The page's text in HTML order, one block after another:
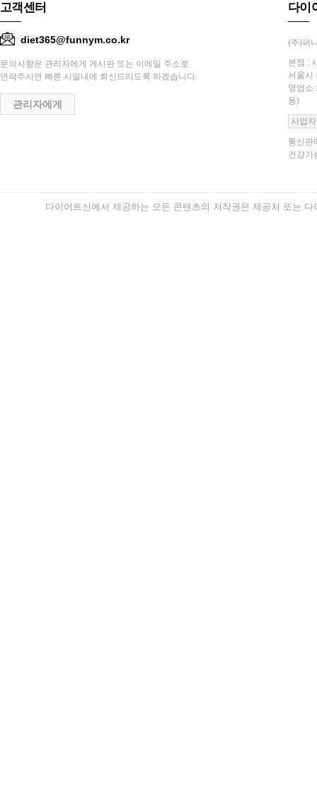
고객센터
diet365@funnym.co.kr
문의사항은 관리자에게 게시판 또는 이메일 주소로
연락주시면 빠른 시일내에 회신드리도록 하겠습니다.
관리자에게
다이
(주)퍼
본점 :
서울시
영업소
동)
사업
통신판
건강기
다이어트신에서 제공하는 모든 콘텐츠의 저작권은 제공처 또는